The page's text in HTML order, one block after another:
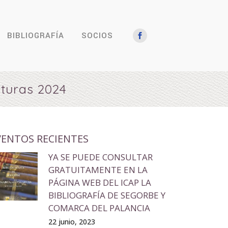
BIBLIOGRAFÍA SOCIOS
2024
RECIENTES
YA SE PUEDE CONSULTAR
GRATUITAMENTE EN LA
PÁGINA WEB DEL ICAP LA
BIBLIOGRAFÍA DE SEGORBE Y
COMARCA DEL PALANCIA
22 junio, 2023